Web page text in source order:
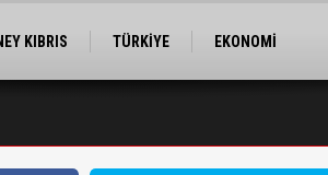
KIBRIS TÜRKİYE
EKONOMİ